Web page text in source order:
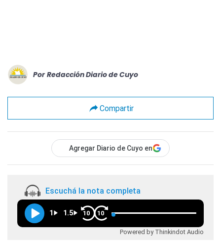
Por Redacción Diario de Cuyo
Compartir
Agregar Diario de Cuyo en
Escuchá la nota completa
1 1.5 10 10
Powered by Thinkindot Audio